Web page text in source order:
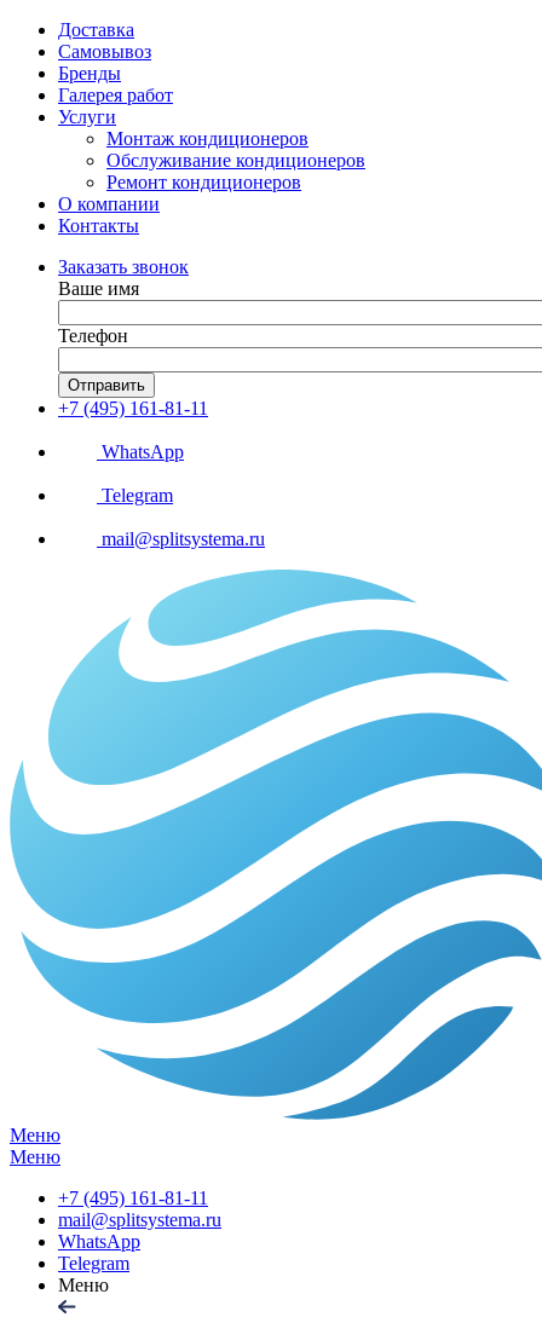
Доставка
Самовывоз
Бренды
Галерея работ
Услуги
Монтаж кондиционеров
Обслуживание кондиционеров
Ремонт кондиционеров
О компании
Контакты
Заказать звонок
Ваше имя
Телефон
Отправить
+7 (495) 161-81-11
WhatsApp
Telegram
mail@splitsystema.ru
Меню
Меню
+7 (495) 161-81-11
mail@splitsystema.ru
WhatsApp
Telegram
Меню